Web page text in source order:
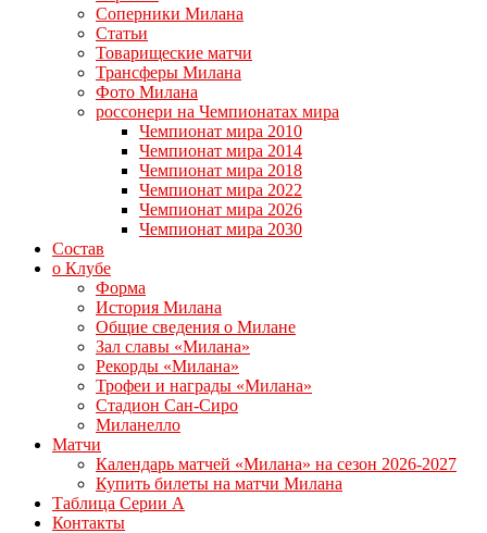
Соперники Милана
Статьи
Товарищеские матчи
Трансферы Милана
Фото Милана
россонери на Чемпионатах мира
Чемпионат мира 2010
Чемпионат мира 2014
Чемпионат мира 2018
Чемпионат мира 2022
Чемпионат мира 2026
Чемпионат мира 2030
Состав
о Клубе
Форма
История Милана
Общие сведения о Милане
Зал славы «Милана»
Рекорды «Милана»
Трофеи и награды «Милана»
Стадион Сан-Сиро
Миланелло
Матчи
Календарь матчей «Милана» на сезон 2026-2027
Купить билеты на матчи Милана
Таблица Серии А
Контакты